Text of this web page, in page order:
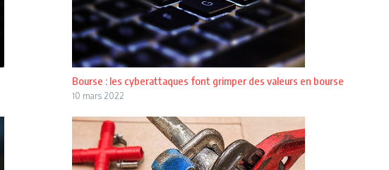
Bourse : les cyberattaques font grimper des valeurs en bourse
10 mars 2022